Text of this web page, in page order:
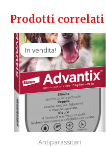
Prodotti correlati
In vendita!
In vendita!
Antiparassitari
Il
prezzo
originale
era:
63,90 €.
Il
prezzo
attuale
è:
37,90 €.